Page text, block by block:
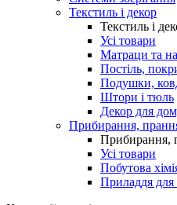
Текстиль і декор
Текстиль і
Усі товари
Матраци та
Постіль,
Подушки,
Штори і тюль
Декор для
Прибирання,
Прибирання,
Усі товари
Побутова
Приладдя